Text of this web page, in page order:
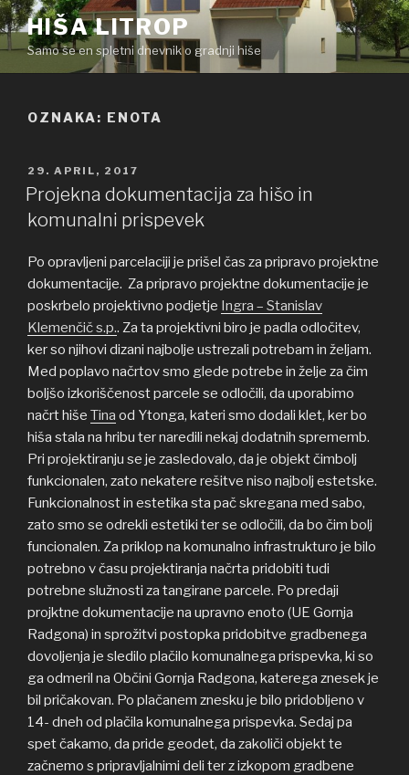
Skoči
na
vsebino
HIŠA LITROP
Samo še en spletni dnevnik o gradnji hiše
OZNAKA: ENOTA
OBJAVLJENO
DNE
29. APRIL, 2017
Projekna dokumentacija za hišo in
komunalni prispevek
Po opravljeni parcelaciji je prišel čas za pripravo projektne
dokumentacije. Za pripravo projektne dokumentacije je
poskrbelo projektivno podjetje Ingra – Stanislav
Klemenčič s.p.. Za ta projektivni biro je padla odločitev,
ker so njihovi dizani najbolje ustrezali potrebam in željam.
Med poplavo načrtov smo glede potrebe in želje za čim
boljšo izkoriščenost parcele se odločili, da uporabimo
načrt hiše Tina od Ytonga, kateri smo dodali klet, ker bo
hiša stala na hribu ter naredili nekaj dodatnih sprememb.
Pri projektiranju se je zasledovalo, da je objekt čimbolj
funkcionalen, zato nekatere rešitve niso najbolj estetske.
Funkcionalnost in estetika sta pač skregana med sabo,
zato smo se odrekli estetiki ter se odločili, da bo čim bolj
funcionalen. Za priklop na komunalno infrastrukturo je bilo
potrebno v času projektiranja načrta pridobiti tudi
potrebne služnosti za tangirane parcele. Po predaji
projktne dokumentacije na upravno enoto (UE Gornja
Radgona) in sprožitvi postopka pridobitve gradbenega
dovoljenja je sledilo plačilo komunalnega prispevka, ki so
ga odmeril na Občini Gornja Radgona, katerega znesek je
bil pričakovan. Po plačanem znesku je bilo pridobljeno v
14- dneh od plačila komunalnega prispevka. Sedaj pa
spet čakamo, da pride geodet, da zakoliči objekt te
začnemo s pripravljalnimi deli ter z izkopom gradbene